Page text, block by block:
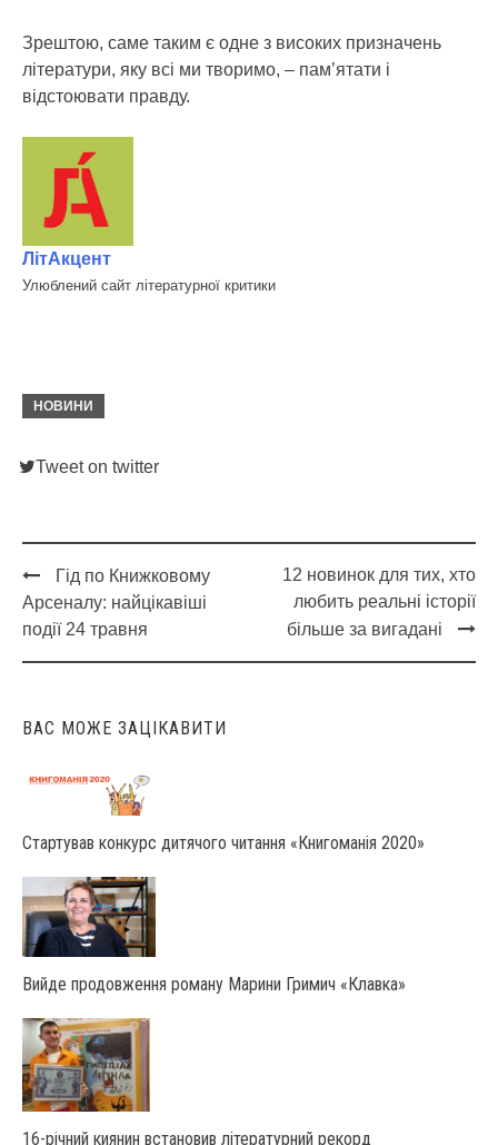
Зрештою, саме таким є одне з високих призначень
літератури, яку всі ми творимо, – пам’ятати і
відстоювати правду.
ЛітАкцент
Улюблений сайт літературної критики
НОВИНИ
Tweet on twitter
Post
navigation
Гід по Книжковому
Арсеналу: найцікавіші
події 24 травня
12 новинок для тих, хто
любить реальні історії
більше за вигадані
ВАС МОЖЕ ЗАЦІКАВИТИ
Стартував конкурс дитячого читання «Книгоманія 2020»
Вийде продовження роману Марини Гримич «Клавка»
16-річний киянин встановив літературний рекорд